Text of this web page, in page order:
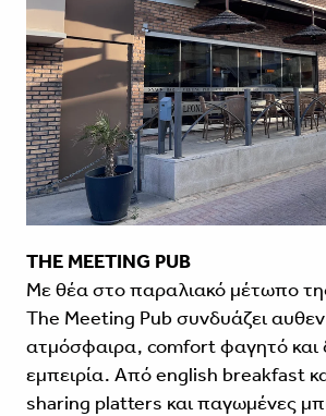
THE MEETING PUB
Με θέα στο παραλιακό μέτωπο
The Meeting Pub συνδυάζει
ατμόσφαιρα, comfort φαγητό και
εμπειρία. Από english breakfast
sharing platters και παγωμένες